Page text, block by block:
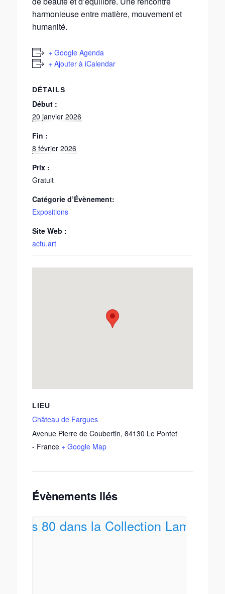
harmonieuse entre matière, mouvement et
humanité.
+ Google Agenda
+ Ajouter à iCalendar
DÉTAILS
Début :
20 janvier 2026
Fin :
8 février 2026
Prix :
Gratuit
Catégorie d’Évènement:
Expositions
Site Web :
actu.art
LIEU
Château de Fargues
Avenue Pierre de Coubertin, 84130 Le Pontet
- France + Google Map
Évènements liés